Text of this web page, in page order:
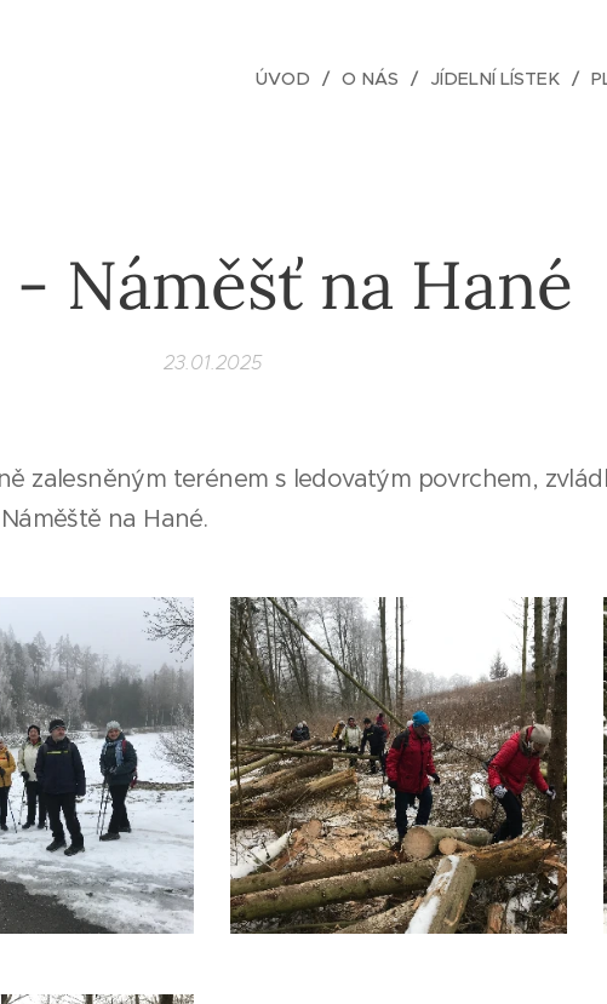
ÚVOD O NÁS JÍDELNÍ LÍSTEK
- Náměšť na Hané
23.01.2025
zalesněným terénem s ledovatým povrchem,
na Hané.